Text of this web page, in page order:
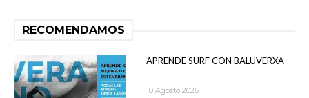
RECOMENDAMOS
APRENDE SURF CON BALUVERXA
10 Agosto 2026